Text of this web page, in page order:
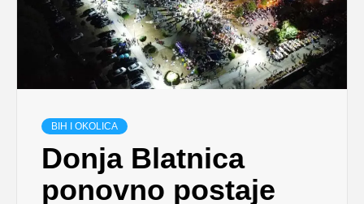
BIH I OKOLICA
Donja Blatnica
ponovno postaje